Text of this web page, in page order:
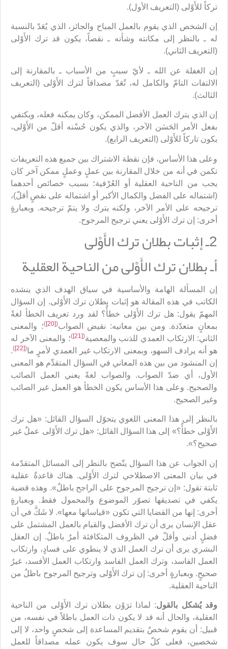
تركاً للأَوْلى (التعريف الأول).
إن الشخص الذي يقوم بالعمل المباح والجائز، الذي يُعَدّ بالنسبة
له ـ بالنظر إلى مكانته وشأنه ـ نقصاً، يكون قد ترك الأَوْلى
(التعريف الثاني).
إن الغفلة عن الله ـ لأيّ سببٍ من الأسباب ـ بالمقارنة إلى
الالتفات التامّ والكامل له، تُعَدّ مصداقاً لترك الأَوْلى (التعريف
الثالث).
إن الذي يترك العمل الأفضل الممكن، وكان يمكنه فعله، ويكتفي
بفعل الأمر الحَسَن الآخر، والذي يكون حُسْنه أقلّ من الأَوْلى،
يكون تاركاً للأَوْلى (التعريف الرابع).
وعلى هذا الأساس، فإن نقطة الاشتراك بين جميع هذه التعريفات
تكمن في أنه من خلال المقارنة بين عملٍ وعملٍ ممكن آخر كان
يجب من الناحية العقلية أو العُرْفية؛ بسبب خصائص أحدهما
(اشتماله على الفضل والكمال الأكبر أو اشتماله على نقصٍ أقلّ)،
ترجيحه على الأمر الآخر، ولكنه يترك ولا يتمّ ترجيحه. وبعبارةٍ
أخرى: إن ترك الأَوْلى يعني ترجيح المرجوح.
2ـ إثبات بطلان ترك الأَوْلى
أـ بطلان ترك الأَوْلى من الناحية العقلية
إن المسألة الهامة والأساسية في سياق الهدف الذي ينشده
الكاتب في هذه المقالة هو إثبات بطلان ترك الأَوْلى. إن السؤال
المهمّ يقول: هل ترك الأَوْلى خطأٌ؟ لقد ورد تعريف الخطأ لغةً
بمعانٍ متعدّدة. ومن بين معانيه: نقيض الصواب(
[20]
)؛ والمعنى
الثاني: الارتكاب العمدي للذنب والمعصية(
[21]
)؛ والمعنى الآخر له
هو أنه يرادف السهو، وبمعنى الارتكاب غير العمدي لأمرٍ ما(
[22]
)
.
إن المنشود من بين هذه المعاني في السؤال المتقدِّم هو المعنى
الأول، أي ضدّ الصواب. والصواب لغةً يعني العمل الصائب
والصحيح. وعلى هذا الأساس يكون الخطأ هو العمل غير الصائب
وغير الصحيح.
بالنظر إلى هذا المعنى اللغوي يتحوّل السؤال القائل: «هل ترك
الأَوْلى خطأٌ؟» إلى هذا السؤال القائل: «هل ترك الأَوْلى عملٌ غير
صحيح؟».
إن الجواب عن هذا السؤال يتّضح بالنظر إلى المسائل المتقدّمة
في بيان المعنى الاصطلاحي لترك الأَوْلى. هناك قاعدةٌ عقلية
ثابتة تقول: «إن ترجيح المرجوح على الراجح باطلٌ». وهذه قضية
يكفي في تصديقها تصوّر الموضوع والمحمول فقط. وبعبارةٍ
أخرى: إنها من القضايا التي تكون «قياساتها معها». لا شَكَّ في أن
عقل الإنسان يرى أن ترك الأفضل والقيام بالعمل المشتمل على
فضلٍ أدنى وأقلّ في الظروف المتكافئة أمرٌ باطلٌ. إن العقل
البشري يرى أن ترك العمل الذي لا ينطوي على فسادٍ، وارتكاب
العمل الفاسد، وترك العمل الفاسد وارتكاب العمل الأفسد، غيرُ
صحيحٍ. وبعبارةٍ أخرى: إن ترك الأَوْلى وترجيح المرجوح باطلٌ من
الناحية العقلية.
وقد يُشكل بالقول: لماذا ترَوْن بطلان ترك الأَوْلى من الناحية
العقلية، والحال أنه قد لا يكون ذات العمل باطلاً في نفسه، من
قبيل: أن يقوم شخصٌ بتقديم المساعدة إلى شخصٍ واحد، لا إلى
شخصين، فعلى كلّ حال سوف يكون عمله مصداقاً للعمل